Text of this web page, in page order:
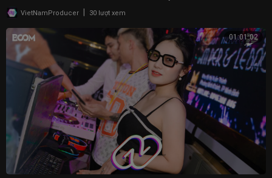
BASS CỰC MẠNH 2025
VietNamProducer 30 lượt xem
01:01:02